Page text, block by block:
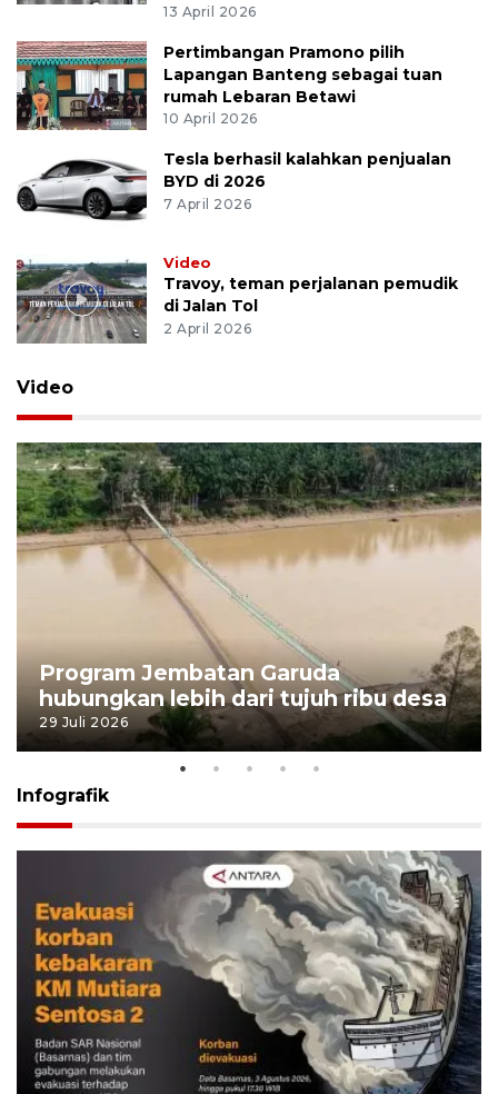
13 April 2026
Pertimbangan Pramono pilih
Lapangan Banteng sebagai tuan
rumah Lebaran Betawi
10 April 2026
Tesla berhasil kalahkan penjualan
BYD di 2026
7 April 2026
Video
Travoy, teman perjalanan pemudik
di Jalan Tol
2 April 2026
Video
Program Jembatan Garuda
hubungkan lebih dari tujuh ribu desa
29 Juli 2026
Infografik